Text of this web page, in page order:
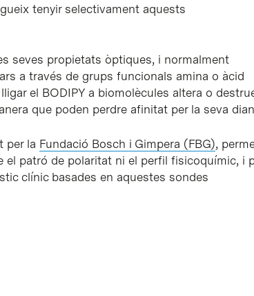
tenyir selectivament aquests
seves propietats òptiques, i normalment
a través de grups funcionals amina o àcid
el BODIPY a biomolècules altera o
que poden perdre afinitat per la seva
per la Fundació Bosch i Gimpera (FBG),
el patró de polaritat ni el perfil fisicoquímic, i
clínic basades en aquestes sondes